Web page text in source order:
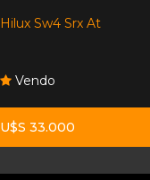
Hilux Sw4 Srx At
Vendo
U$S 33.000